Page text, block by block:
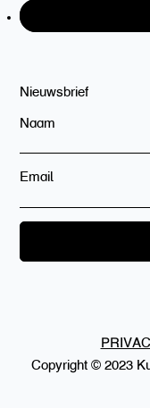
Nieuwsbrief
Naam
Email
Copyright © 2023